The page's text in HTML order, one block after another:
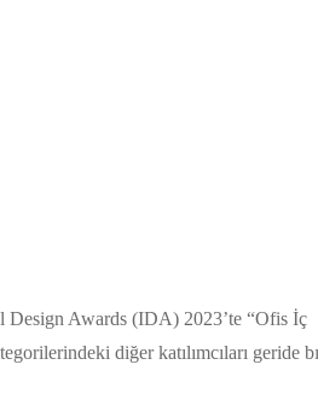
Design Awards (IDA) 2023’te “Ofis İç
diğer katılımcıları geride